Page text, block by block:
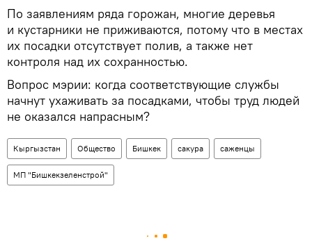
По заявлениям ряда горожан, многие деревья
и кустарники не приживаются, потому что в местах
их посадки отсутствует полив, а также нет
контроля над их сохранностью.
Вопрос мэрии: когда соответствующие службы
начнут ухаживать за посадками, чтобы труд людей
не оказался напрасным?
Кыргызстан Общество Бишкек сакура саженцы
МП "Бишкекзеленстрой"